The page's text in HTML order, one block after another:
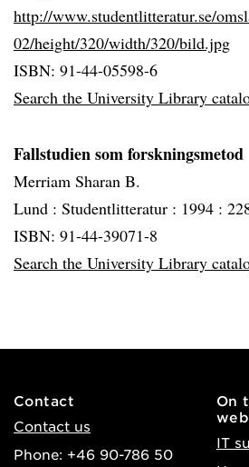
http://www.studentlitteratur.se/
02/height/320/width/320/bild.jpg
ISBN: 91-44-05598-6
Search the University Library
Fallstudien som forskningsmetod
Merriam Sharan B.
Lund : Studentlitteratur : 1994 :
ISBN: 91-44-39071-8
Search the University Library
Contact
Contact us
Phone: +46 90-786 50
On
IT